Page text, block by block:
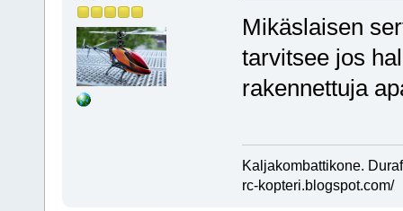
Mikäslaisen
tarvitsee jos
rakennettuja
Kaljakombattikone.
rc-kopteri.blogspot.com/